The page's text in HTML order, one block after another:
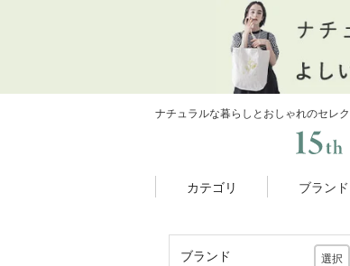
ナチュラルな暮らしとおしゃれのセレ
カテゴリ ブランド
ブランド 選択